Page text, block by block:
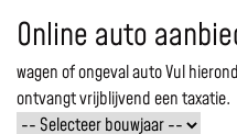
Online auto
wagen of ongeval autoVul
ontvangt vrijblijvend een taxatie.